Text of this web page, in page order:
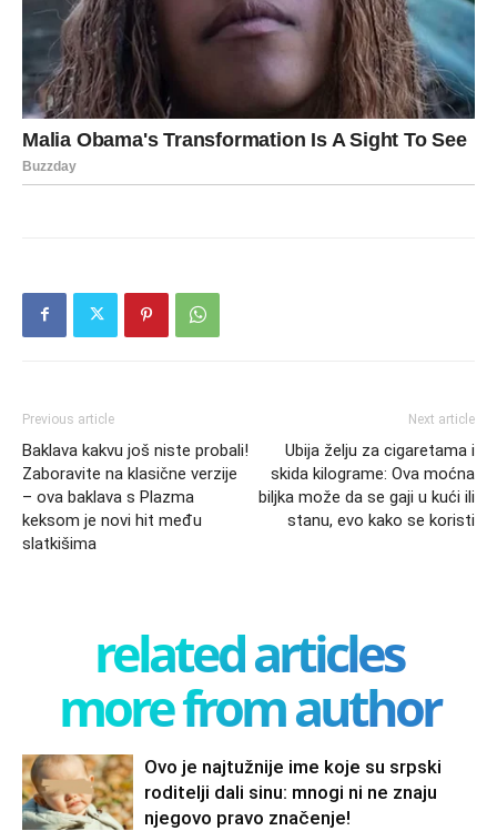
Previous article
Baklava kakvu još niste probali!
Zaboravite na klasične verzije
– ova baklava s Plazma
keksom je novi hit među
slatkišima
Next article
Ubija želju za cigaretama i
skida kilograme: Ova moćna
biljka može da se gaji u kući ili
stanu, evo kako se koristi
related articles
more from author
Ovo je najtužnije ime koje su srpski
roditelji dali sinu: mnogi ni ne znaju
njegovo pravo značenje!